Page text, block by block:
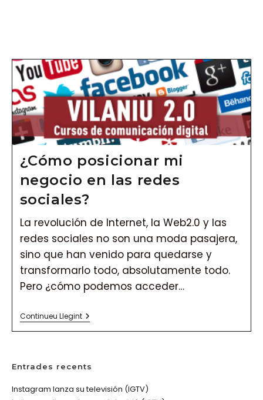
¿Cómo posicionar mi
negocio en las redes
sociales?
La revolución de Internet, la Web2.0 y las
redes sociales no son una moda pasajera,
sino que han venido para quedarse y
transformarlo todo, absolutamente todo.
Pero ¿cómo podemos acceder…
Continueu Llegint¿Cómo
Posicionar
Mi
Las
Redes
Entrades recents
Instagram lanza su televisión (IGTV)